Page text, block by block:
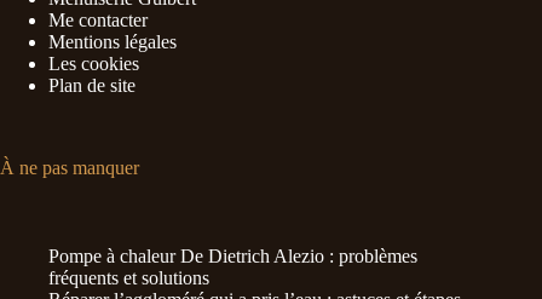
Me contacter
Mentions légales
Les cookies
Plan de site
À ne pas manquer
Pompe à chaleur De Dietrich Alezio : problèmes
fréquents et solutions